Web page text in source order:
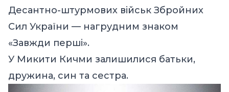
Десантно-штурмових військ Збройних
Сил України — нагрудним знаком
«Завжди перші».
У Микити Кичми залишилися батьки,
дружина, син та сестра.